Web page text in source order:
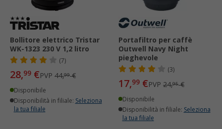
Bollitore elettrico Tristar
WK-1323 230 V 1,2 litro
(7)
28,99 €PVP 44,99€
Disponibile
Disponibilità in filiale: Seleziona
la tua filiale
Portafiltro per caffè
Outwell Navy Night
pieghevole
(3)
17,99 €PVP 24,95€
Disponibile
Disponibilità in filiale: Seleziona
la tua filiale